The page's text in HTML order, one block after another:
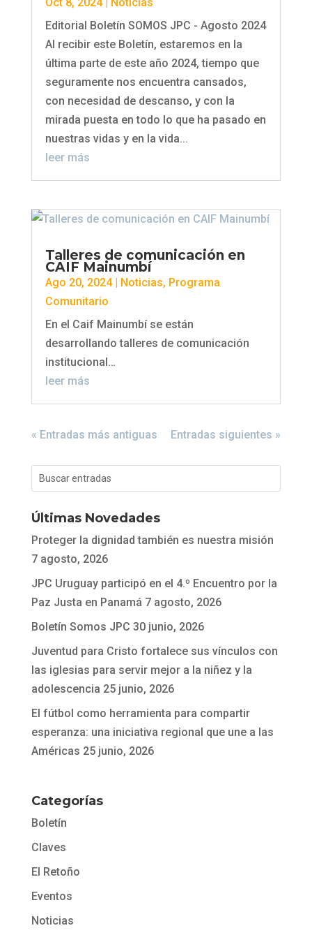
Editorial Boletín SOMOS JPC - Agosto 2024
Al recibir este Boletín, estaremos en la
última parte de este año 2024, tiempo que
seguramente nos encuentra cansados,
con necesidad de descanso, y con la
mirada puesta en todo lo que ha pasado en
nuestras vidas y en la vida...
leer más
Talleres de comunicación en
CAIF Mainumbí
Ago 20, 2024| Noticias, Programa
Comunitario
En el Caif Mainumbí se están
desarrollando talleres de comunicación
institucional…
leer más
« Entradas más antiguas Entradas siguientes »
Últimas Novedades
Proteger la dignidad también es nuestra misión
7 agosto, 2026
JPC Uruguay participó en el 4.º Encuentro por la
Paz Justa en Panamá 7 agosto, 2026
Boletín Somos JPC 30 junio, 2026
Juventud para Cristo fortalece sus vínculos con
las iglesias para servir mejor a la niñez y la
adolescencia 25 junio, 2026
El fútbol como herramienta para compartir
esperanza: una iniciativa regional que une a las
Américas 25 junio, 2026
Categorías
Boletín
Claves
El Retoño
Eventos
Noticias